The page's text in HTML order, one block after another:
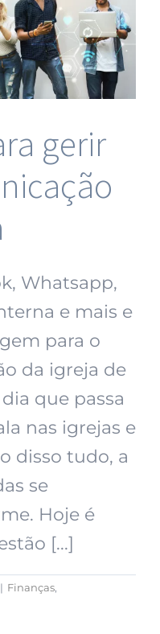
gerir
Whatsapp,
e mais e
para o
da igreja de
que passa
nas igrejas e
disso tudo, a
se
Hoje é
[...]
| Finanças,